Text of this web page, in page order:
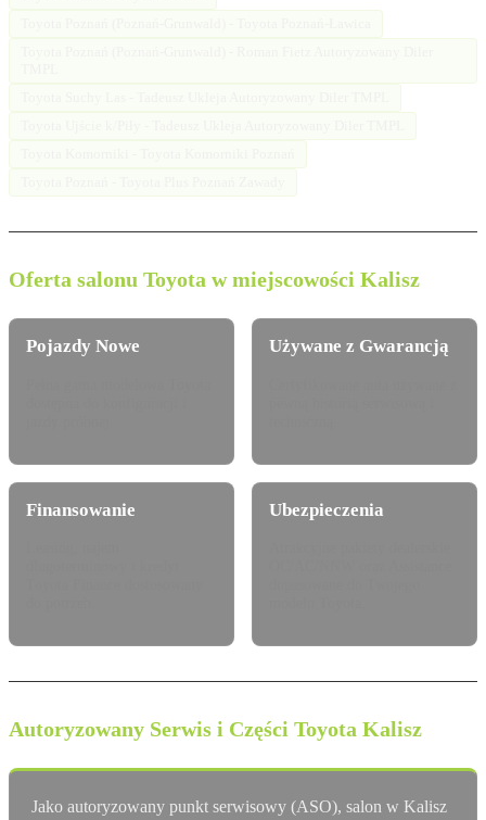
Oferta salonu Toyota w miejscowości Kalisz
Pojazdy Nowe Używane z Gwarancją
Finansowanie Ubezpieczenia
Autoryzowany Serwis i Części Toyota Kalisz
Jako autoryzowany punkt serwisowy (ASO), salon w Kalisz